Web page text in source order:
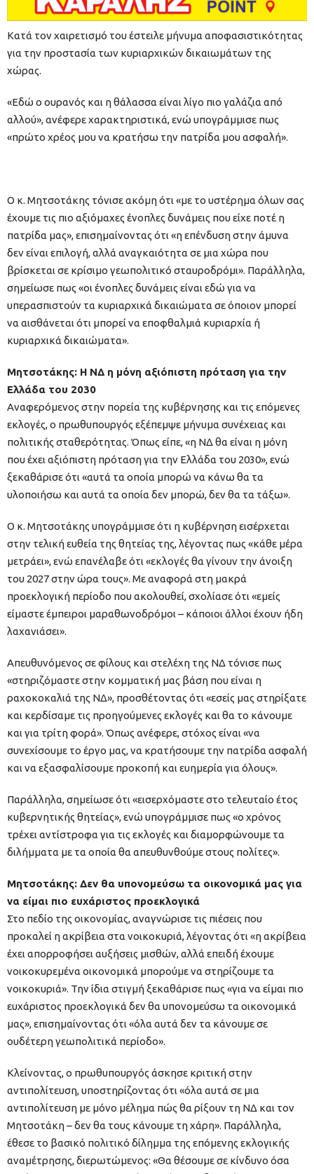
Κατά τον χαιρετισμό του έστειλε μήνυμα αποφασιστικότητας
για την προστασία των κυριαρχικών δικαιωμάτων της
χώρας.
«Εδώ ο ουρανός και η θάλασσα είναι λίγο πιο γαλάζια από
αλλού», ανέφερε χαρακτηριστικά, ενώ υπογράμμισε πως
«πρώτο χρέος μου να κρατήσω την πατρίδα μου ασφαλή».
Ο κ. Μητσοτάκης τόνισε ακόμη ότι «με το υστέρημα όλων σας
έχουμε τις πιο αξιόμαχες ένοπλες δυνάμεις που είχε ποτέ η
πατρίδα μας», επισημαίνοντας ότι «η επένδυση στην άμυνα
δεν είναι επιλογή, αλλά αναγκαιότητα σε μια χώρα που
βρίσκεται σε κρίσιμο γεωπολιτικό σταυροδρόμι». Παράλληλα,
σημείωσε πως «οι ένοπλες δυνάμεις είναι εδώ για να
υπερασπιστούν τα κυριαρχικά δικαιώματα σε όποιον μπορεί
να αισθάνεται ότι μπορεί να εποφθαλμιά κυριαρχία ή
κυριαρχικά δικαιώματα».
Μητσοτάκης: Η ΝΔ η μόνη αξιόπιστη πρόταση για την
Ελλάδα του 2030
Αναφερόμενος στην πορεία της κυβέρνησης και τις επόμενες
εκλογές, ο πρωθυπουργός εξέπεμψε μήνυμα συνέχειας και
πολιτικής σταθερότητας. Όπως είπε, «η ΝΔ θα είναι η μόνη
που έχει αξιόπιστη πρόταση για την Ελλάδα του 2030», ενώ
ξεκαθάρισε ότι «αυτά τα οποία μπορώ να κάνω θα τα
υλοποιήσω και αυτά τα οποία δεν μπορώ, δεν θα τα τάξω».
Ο κ. Μητσοτάκης υπογράμμισε ότι η κυβέρνηση εισέρχεται
στην τελική ευθεία της θητείας της, λέγοντας πως «κάθε μέρα
μετράει», ενώ επανέλαβε ότι «εκλογές θα γίνουν την άνοιξη
του 2027 στην ώρα τους». Με αναφορά στη μακρά
προεκλογική περίοδο που ακολουθεί, σχολίασε ότι «εμείς
είμαστε έμπειροι μαραθωνοδρόμοι – κάποιοι άλλοι έχουν ήδη
λαχανιάσει».
Απευθυνόμενος σε φίλους και στελέχη της ΝΔ τόνισε πως
«στηριζόμαστε στην κομματική μας βάση που είναι η
ραχοκοκαλιά της ΝΔ», προσθέτοντας ότι «εσείς μας στηρίξατε
και κερδίσαμε τις προηγούμενες εκλογές και θα το κάνουμε
και για τρίτη φορά». Όπως ανέφερε, στόχος είναι «να
συνεχίσουμε το έργο μας, να κρατήσουμε την πατρίδα ασφαλή
και να εξασφαλίσουμε προκοπή και ευημερία για όλους».
Παράλληλα, σημείωσε ότι «εισερχόμαστε στο τελευταίο έτος
κυβερνητικής θητείας», ενώ υπογράμμισε πως «ο χρόνος
τρέχει αντίστροφα για τις εκλογές και διαμορφώνουμε τα
διλήμματα με τα οποία θα απευθυνθούμε στους πολίτες».
Μητσοτάκης: Δεν θα υπονομεύσω τα οικονομικά μας για
να είμαι πιο ευχάριστος προεκλογικά
Στο πεδίο της οικονομίας, αναγνώρισε τις πιέσεις που
προκαλεί η ακρίβεια στα νοικοκυριά, λέγοντας ότι «η ακρίβεια
έχει απορροφήσει αυξήσεις μισθών, αλλά επειδή έχουμε
νοικοκυρεμένα οικονομικά μπορούμε να στηρίζουμε τα
νοικοκυριά». Την ίδια στιγμή ξεκαθάρισε πως «για να είμαι πιο
ευχάριστος προεκλογικά δεν θα υπονομεύσω τα οικονομικά
μας», επισημαίνοντας ότι «όλα αυτά δεν τα κάνουμε σε
ουδέτερη γεωπολιτικά περίοδο».
Κλείνοντας, ο πρωθυπουργός άσκησε κριτική στην
αντιπολίτευση, υποστηρίζοντας ότι «όλα αυτά σε μια
αντιπολίτευση με μόνο μέλημα πώς θα ρίξουν τη ΝΔ και τον
Μητσοτάκη – δεν θα τους κάνουμε τη χάρη». Παράλληλα,
έθεσε το βασικό πολιτικό δίλημμα της επόμενης εκλογικής
αναμέτρησης, διερωτώμενος: «Θα θέσουμε σε κίνδυνο όσα